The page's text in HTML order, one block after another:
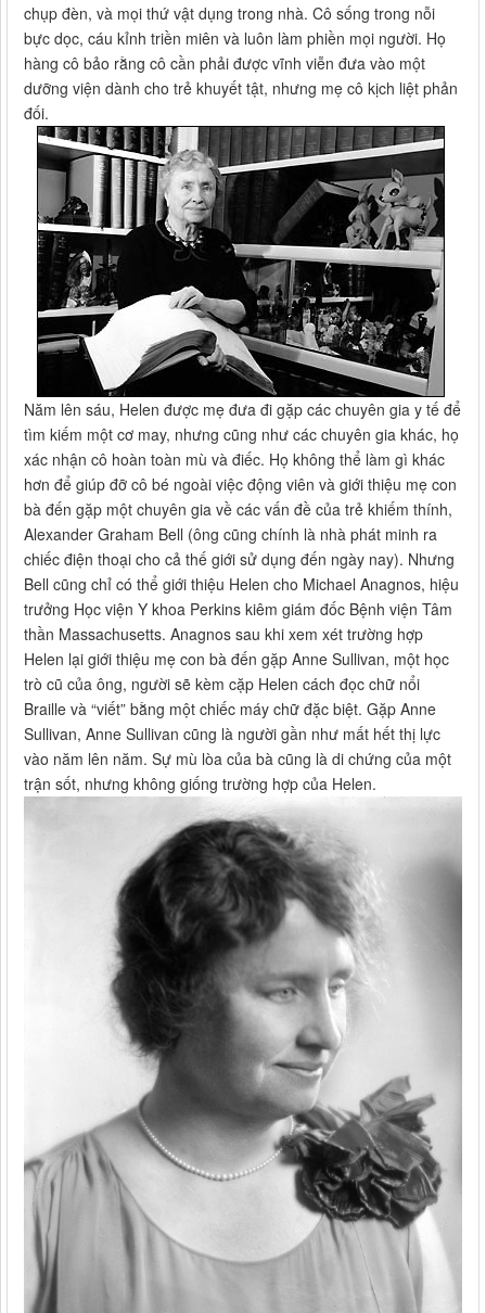
chụp đèn, và mọi thứ vật dụng trong nhà. Cô sống trong nỗi
bực dọc, cáu kỉnh triền miên và luôn làm phiền mọi người. Họ
hàng cô bảo rằng cô cần phải được vĩnh viễn đưa vào một
dưỡng viện dành cho trẻ khuyết tật, nhưng mẹ cô kịch liệt phản
đối.
Năm lên sáu, Helen được mẹ đưa đi gặp các chuyên gia y tế để
tìm kiếm một cơ may, nhưng cũng như các chuyên gia khác, họ
xác nhận cô hoàn toàn mù và điếc. Họ không thể làm gì khác
hơn để giúp đỡ cô bé ngoài việc động viên và giới thiệu mẹ con
bà đến gặp một chuyên gia về các vấn đề của trẻ khiếm thính,
Alexander Graham Bell (ông cũng chính là nhà phát minh ra
chiếc điện thoại cho cả thế giới sử dụng đến ngày nay). Nhưng
Bell cũng chỉ có thể giới thiệu Helen cho Michael Anagnos, hiệu
trưởng Học viện Y khoa Perkins kiêm giám đốc Bệnh viện Tâm
thần Massachusetts. Anagnos sau khi xem xét trường hợp
Helen lại giới thiệu mẹ con bà đến gặp Anne Sullivan, một học
trò cũ của ông, người sẽ kèm cặp Helen cách đọc chữ nổi
Braille và “viết” bằng một chiếc máy chữ đặc biệt. Gặp Anne
Sullivan, Anne Sullivan cũng là người gần như mất hết thị lực
vào năm lên năm. Sự mù lòa của bà cũng là di chứng của một
trận sốt, nhưng không giống trường hợp của Helen.